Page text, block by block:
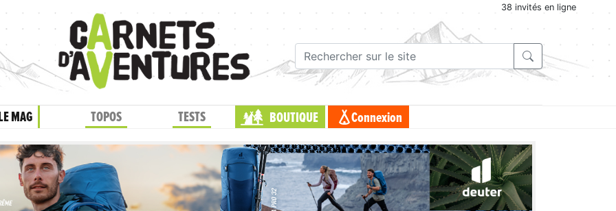
38 invités en ligne
LE MAG TOPOS TESTS BOUTIQUE Connexion